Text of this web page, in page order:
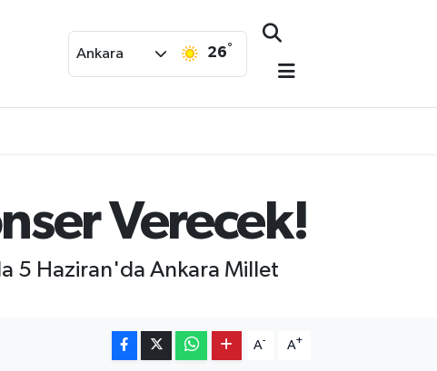
Ankara 26°
Verecek!
5 Haziran'da Ankara Millet
A- A+